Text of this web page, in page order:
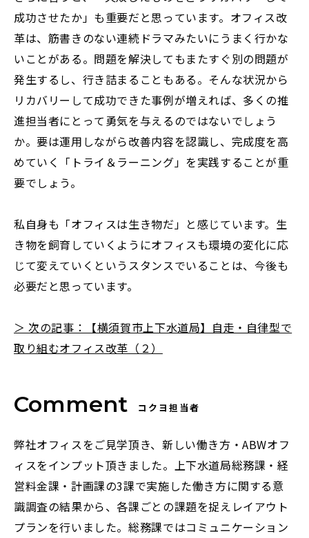
成功させたか」も重要だと思っています。オフィス改
革は、筋書きのない連続ドラマみたいにうまく行かな
いことがある。問題を解決してもまたすぐ別の問題が
発生するし、行き詰まることもある。そんな状況から
リカバリーして成功できた事例が増えれば、多くの推
進担当者にとって勇気を与えるのではないでしょう
か。要は運用しながら改善内容を認識し、完成度を高
めていく「トライ＆ラーニング」を実践することが重
要でしょう。
私自身も「オフィスは生き物だ」と感じています。生
き物を飼育していくようにオフィスも環境の変化に応
じて変えていくというスタンスでいることは、今後も
必要だと思っています。
＞ 次の記事：【横須賀市上下水道局】自走・自律型で
取り組むオフィス改革（２）
コクヨ担当者
弊社オフィスをご見学頂き、新しい働き方・ABWオフ
ィスをインプット頂きました。上下水道局総務課・経
営料金課・計画課の3課で実施した働き方に関する意
識調査の結果から、各課ごとの課題を捉えレイアウト
プランを行いました。総務課ではコミュニケーション